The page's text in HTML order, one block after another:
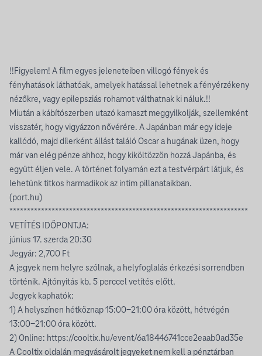
!!Figyelem! A film egyes jeleneteiben villogó fények és
fényhatások láthatóak, amelyek hatással lehetnek a fényérzékeny
nézőkre, vagy epilepsziás rohamot válthatnak ki náluk.!!
Miután a kábítószerben utazó kamaszt meggyilkolják, szellemként
visszatér, hogy vigyázzon nővérére. A Japánban már egy ideje
kallódó, majd dílerként állást találó Oscar a hugának üzen, hogy
már van elég pénze ahhoz, hogy kiköltözzön hozzá Japánba, és
együtt éljen vele. A történet folyamán ezt a testvérpárt látjuk, és
lehetünk titkos harmadikok az intim pillanataikban.
(port.hu)
********************************************************************
VETÍTÉS IDŐPONTJA:
június 17. szerda 20:30
Jegyár: 2,700 Ft
A jegyek nem helyre szólnak, a helyfoglalás érkezési sorrendben
történik. Ajtónyitás kb. 5 perccel vetítés előtt.
Jegyek kaphatók:
1) A helyszínen hétköznap 15:00-21:00 óra között, hétvégén
13:00-21:00 óra között.
2) Online: https://cooltix.hu/event/6a18446741cce2eaab0ad35e
A Cooltix oldalán megvásárolt jegyeket nem kell a pénztárban